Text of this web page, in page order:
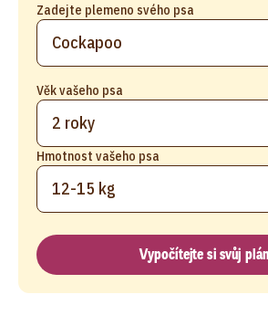
Zadejte plemeno svého psa
Věk vašeho psa
2 roky
Hmotnost vašeho psa
12-15 kg
Vypočítejte si svůj plán